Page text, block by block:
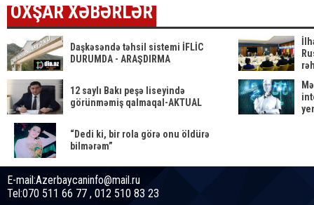
OXŞAR XƏBƏRLƏR
Daşkəsəndə təhsil sistemi İFLİC
DURUMDA - ARAŞDIRMA
12 saylı Bakı peşə liseyində
görünməmiş qalmaqal-AKTUAL
“Dedi ki, bir rola görə onu öldürə
bilmərəm”
E-mail:Azerbaycaninfo@mail.ru
Tel:070 511 66 77 , 012 510 83 23